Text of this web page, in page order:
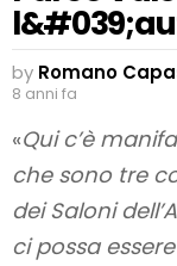
by Romano
8 anni fa
«Qui c’è
che sono tre
dei Saloni
ci possa